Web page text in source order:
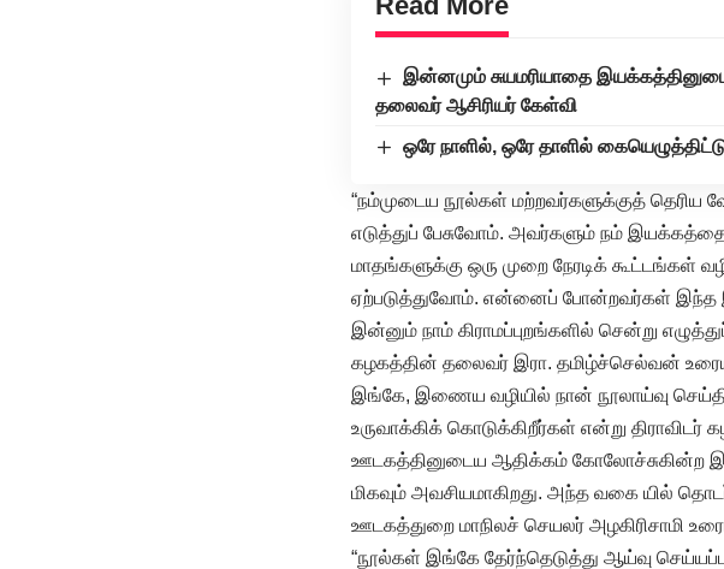
இன்னமும் சுயமரியாதை
தலைவர் ஆசிரியர் கேள்வி
ஒரே நாளில், ஒரே தாளில்
“நம்முடைய நூல்கள் மற்றவர்களுக்குத்
எடுத்துப் பேசுவோம். அவர்களும் நம்
மாதங்களுக்கு ஒரு முறை நேரடிக் கூட்டங்கள்
ஏற்படுத்துவோம். என்னைப் போன்றவர்கள் இந்த
இன்னும் நாம் கிராமப்புறங்களில் சென்று
கழகத்தின் தலைவர் இரா. தமிழ்ச்செல்வன்
இங்கே, இணைய வழியில் நான் நூலாய்வு
உருவாக்கிக் கொடுக்கிறீர்கள் என்று
ஊடகத்தினுடைய ஆதிக்கம் கோலோச்சுகின்ற
மிகவும் அவசியமாகிறது. அந்த வகை யில்
ஊடகத்துறை மாநிலச் செயலர் அழகிரிசாமி
“நூல்கள் இங்கே தேர்ந்தெடுத்து ஆய்வு